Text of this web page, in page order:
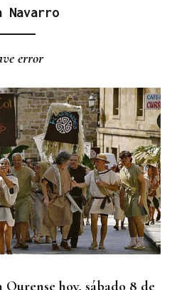
Navarro
error